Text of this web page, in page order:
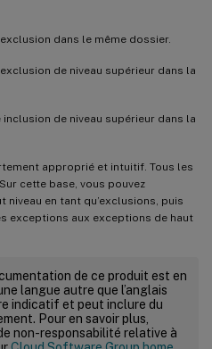
dans le même dossier.
de niveau supérieur dans la
de niveau supérieur dans la
approprié et intuitif. Tous les
cette base, vous pouvez
en tant qu’exclusions, puis
exceptions aux exceptions de haut
de ce produit est en
langue autre que l’anglais
indicatif et peut inclure du
Pour en savoir plus,
non-responsabilité relative à